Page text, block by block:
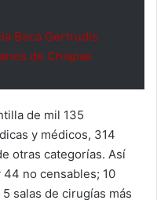
Beca Gertrudis
de Chiapas
de mil 135
y médicos, 314
otras categorías. Así
no censables; 10
salas de cirugías más